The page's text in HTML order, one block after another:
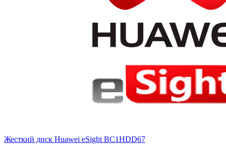
Жесткий диск Huawei eSight BC1HDD67